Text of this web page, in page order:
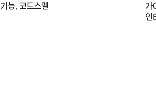
기능, 코드스멜
가
인